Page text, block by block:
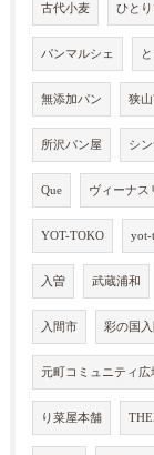
古代小麦 ひと
パンマルシェ
無添加パン 狭
所沢パン屋 シ
Que ヴィーナス
YOT-TOKO yot-
入曽 武蔵浦和
入間市 彩の国入
元町コミュニティ広
り菜屋本舗